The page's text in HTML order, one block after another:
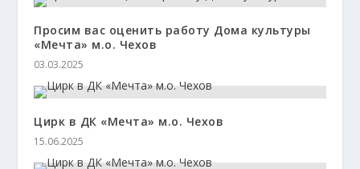
Просим вас оценить работу Дома культуры
«Мечта» м.о. Чехов
03.03.2025
Цирк в ДК «Мечта» м.о. Чехов
15.06.2025